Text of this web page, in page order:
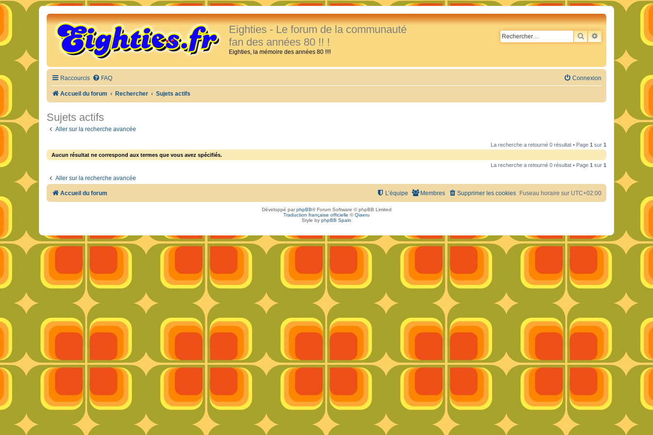
Eighties - Le forum de la communauté
fan des années 80 !! !
Eighties, la mémoire des années 80 !!!!
RECHERCHER
RECHERCHE
Raccourcis FAQ Connexion
Accueil du forum Rechercher Sujets actifs
Sujets actifs
Aller sur la recherche avancée
La recherche a retourné 0 résultat • Page 1 sur 1
Aucun résultat ne correspond aux termes que vous avez spécifiés.
La recherche a retourné 0 résultat • Page 1 sur 1
Aller sur la recherche avancée
Accueil du forum Fuseau horaire sur UTC+02:00
Supprimer les cookies
Membres
L’équipe
Développé parphpBB® Forum Software © phpBB Limited
Traduction française officielle ©Qiaeru
Style by phpBB Spain